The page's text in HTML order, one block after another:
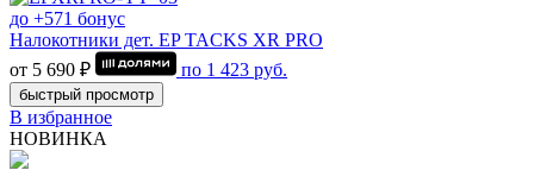
до +571 бонус
Налокотники дет. EP TACKS XR PRO
от 5 690 ₽
по 1 423 руб.
быстрый просмотр
В избранное
НОВИНКА